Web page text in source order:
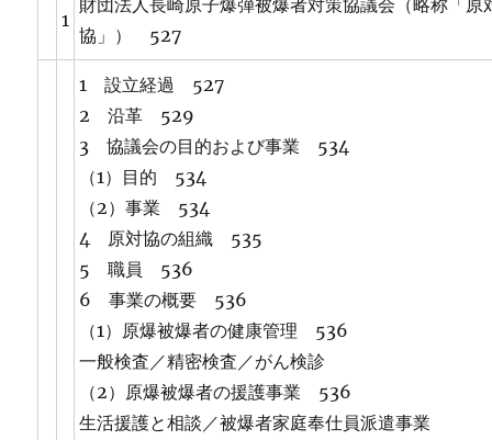
1
財団法人長崎原子爆弾被爆者対策協議会（略称「原
協」） 527
1 設立経過 527
2 沿革 529
3 協議会の目的および事業 534
（1）目的 534
（2）事業 534
4 原対協の組織 535
5 職員 536
6 事業の概要 536
（1）原爆被爆者の健康管理 536
一般検査／精密検査／がん検診
（2）原爆被爆者の援護事業 536
生活援護と相談／被爆者家庭奉仕員派遣事業